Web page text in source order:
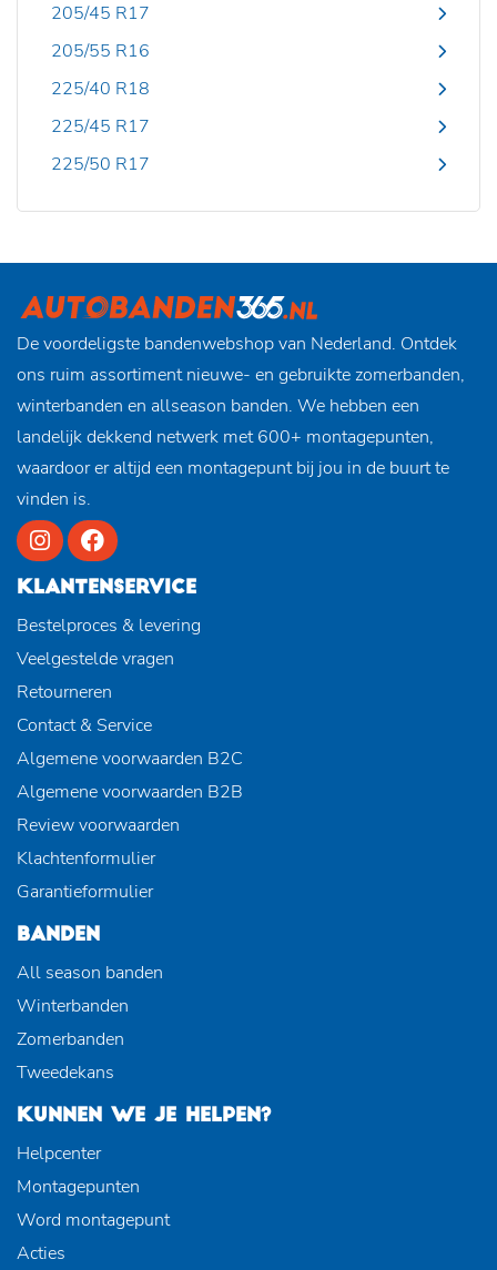
205/45 R17
205/55 R16
225/40 R18
225/45 R17
225/50 R17
De voordeligste bandenwebshop van Nederland. Ontdek
ons ruim assortiment nieuwe- en gebruikte zomerbanden,
winterbanden en allseason banden. We hebben een
landelijk dekkend netwerk met 600+ montagepunten,
waardoor er altijd een montagepunt bij jou in de buurt te
vinden is.
KLANTENSERVICE
Bestelproces & levering
Veelgestelde vragen
Retourneren
Contact & Service
Algemene voorwaarden B2C
Algemene voorwaarden B2B
Review voorwaarden
Klachtenformulier
Garantieformulier
BANDEN
All season banden
Winterbanden
Zomerbanden
Tweedekans
KUNNEN WE JE HELPEN?
Helpcenter
Montagepunten
Word montagepunt
Acties